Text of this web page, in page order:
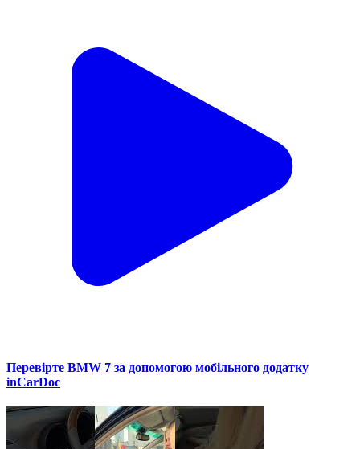
Перевірте BMW 7 за допомогою мобільного додатку
inCarDoc